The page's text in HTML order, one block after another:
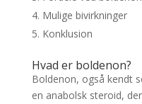
Mulige bivirkninger
Konklusion
Hvad er boldenon?
Boldenon, også kendt
en anabolsk steroid,